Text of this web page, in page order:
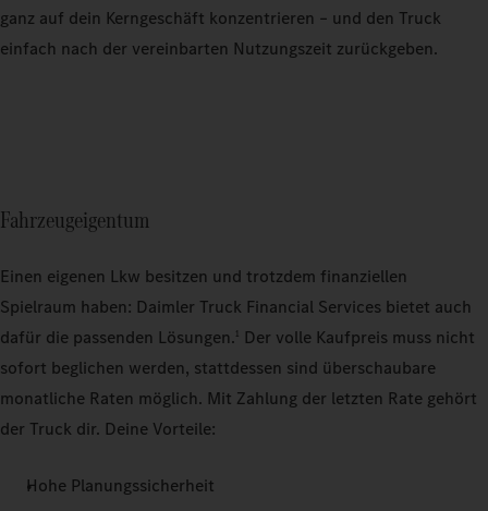
ganz auf dein Kerngeschäft konzentrieren – und den Truck
einfach nach der vereinbarten Nutzungszeit zurückgeben.
Fahrzeugeigentum
Einen eigenen Lkw besitzen und trotzdem finanziellen
Spielraum haben: Daimler Truck Financial Services bietet auch
dafür die passenden Lösungen.1 Der volle Kaufpreis muss nicht
sofort beglichen werden, stattdessen sind überschaubare
monatliche Raten möglich. Mit Zahlung der letzten Rate gehört
der Truck dir. Deine Vorteile:
Hohe Planungssicherheit